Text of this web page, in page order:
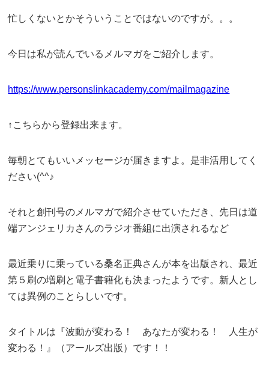
忙しくないとかそういうことではないのですが。。。
今日は私が読んでいるメルマガをご紹介します。
https://www.personslinkacademy.com/mailmagazine
↑こちらから登録出来ます。
毎朝とてもいいメッセージが届きますよ。是非活用してく
ださい(^^♪
それと創刊号のメルマガで紹介させていただき、先日は道
端アンジェリカさんのラジオ番組に出演されるなど
最近乗りに乗っている桑名正典さんが本を出版され、最近
第５刷の増刷と電子書籍化も決まったようです。新人とし
ては異例のことらしいです。
タイトルは『波動が変わる！ あなたが変わる！ 人生が
変わる！』（アールズ出版）です！！